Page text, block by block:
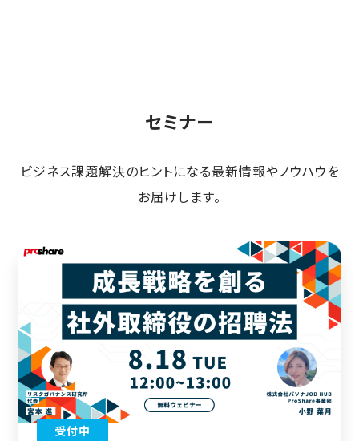
セミナー
ビジネス課題解決のヒントになる最新情報やノウハウを
お届けします。
受付中